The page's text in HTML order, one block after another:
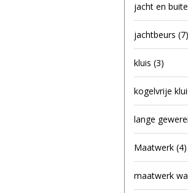
jacht en
jachtbeurs (7)
kluis (3)
kogelvrije
lange
Maatwerk (4)
maatwerk